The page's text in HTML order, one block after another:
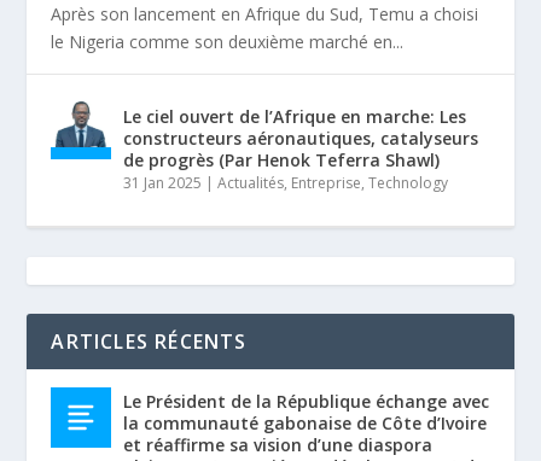
Après son lancement en Afrique du Sud, Temu a choisi
le Nigeria comme son deuxième marché en...
Le ciel ouvert de l’Afrique en marche: Les
constructeurs aéronautiques, catalyseurs
de progrès (Par Henok Teferra Shawl)
31 Jan 2025 |Actualités, Entreprise,Technology
ARTICLES RÉCENTS
Le Président de la République échange avec
la communauté gabonaise de Côte d’Ivoire
et réaffirme sa vision d’une diaspora